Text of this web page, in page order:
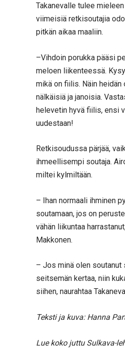
Takanevalle tulee
viimeisiä retkisoutajia
pitkän aikaa maaliin.
–Vihdoin porukka pääsi
meloen liikenteessä.
mikä on fiilis. Näin heidän
nälkäisiä ja janoisia.
helevetin hyvä fiilis, ensi
uudestaan!
Retkisoudussa pärjää,
ihmeellisempi soutaja.
miltei kylmiltään.
– Ihan normaali ihminen
soutamaan, jos on
vähän liikuntaa
Makkonen.
– Jos minä olen soutanut
seitsemän kertaa, niin
siihen, naurahtaa
Teksti ja kuva: Hanna
Lue koko juttu Sulkava-